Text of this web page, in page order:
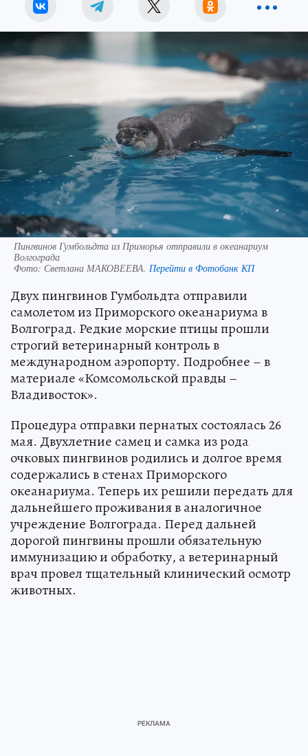
Пингвинов Гумбольдта из Приморья отправили в океанариум
Волгограда
Фото: Светлана МАКОВЕЕВА. Перейти в Фотобанк КП
Двух пингвинов Гумбольдта отправили
самолетом из Приморского океанариума в
Волгоград. Редкие морские птицы прошли
строгий ветеринарный контроль в
международном аэропорту. Подробнее – в
материале «Комсомольской правды –
Владивосток».
Процедура отправки пернатых состоялась 26
мая. Двухлетние самец и самка из рода
очковых пингвинов родились и долгое время
содержались в стенах Приморского
океанариума. Теперь их решили передать для
дальнейшего проживания в аналогичное
учреждение Волгограда. Перед дальней
дорогой пингвины прошли обязательную
иммунизацию и обработку, а ветеринарный
врач провел тщательный клинический осмотр
животных.